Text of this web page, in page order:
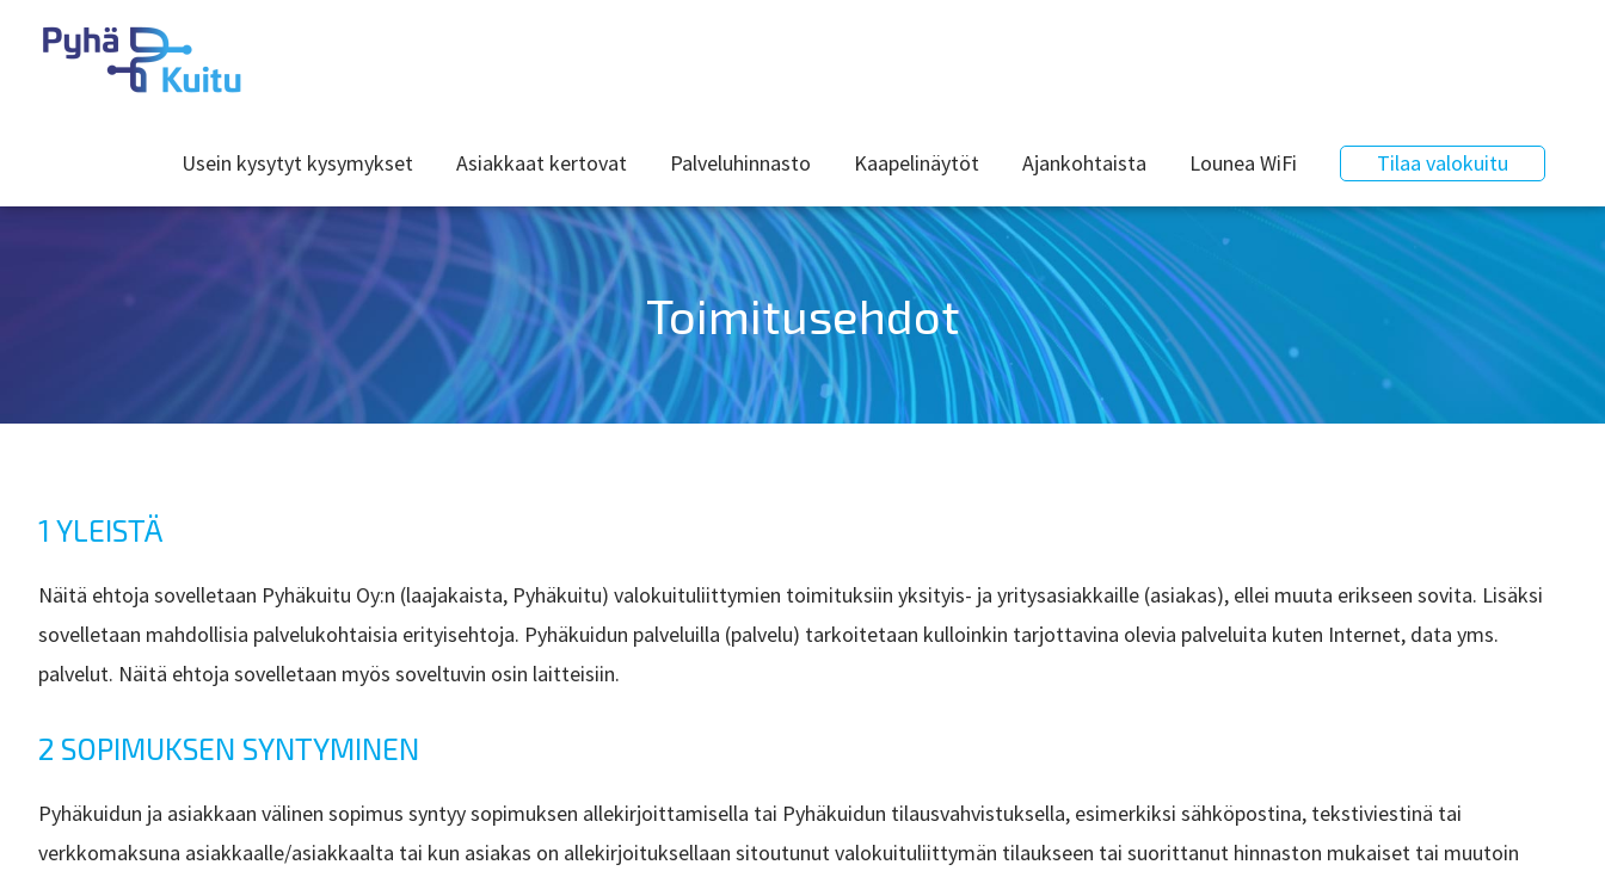
Usein kysytyt kysymykset Asiakkaat kertovat Palveluhinnasto Kaapelinäytöt Ajankohtaista Lounea WiFi Tilaa valokuitu
Toimitusehdot
1 YLEISTÄ
Näitä ehtoja sovelletaan Pyhäkuitu Oy:n (laajakaista, Pyhäkuitu) valokuituliittymien toimituksiin yksityis- ja yritysasiakkaille (asiakas), ellei muuta erikseen sovita. Lisäksi
sovelletaan mahdollisia palvelukohtaisia erityisehtoja. Pyhäkuidun palveluilla (palvelu) tarkoitetaan kulloinkin tarjottavina olevia palveluita kuten Internet, data yms.
palvelut. Näitä ehtoja sovelletaan myös soveltuvin osin laitteisiin.
2 SOPIMUKSEN SYNTYMINEN
Pyhäkuidun ja asiakkaan välinen sopimus syntyy sopimuksen allekirjoittamisella tai Pyhäkuidun tilausvahvistuksella, esimerkiksi sähköpostina, tekstiviestinä tai
verkkomaksuna asiakkaalle/asiakkaalta tai kun asiakas on allekirjoituksellaan sitoutunut valokuituliittymän tilaukseen tai suorittanut hinnaston mukaiset tai muutoin